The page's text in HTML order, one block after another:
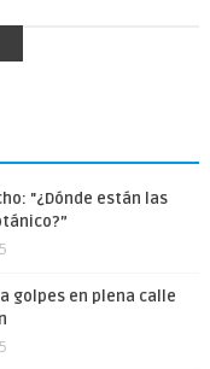
"¿Dónde están las
golpes en plena calle